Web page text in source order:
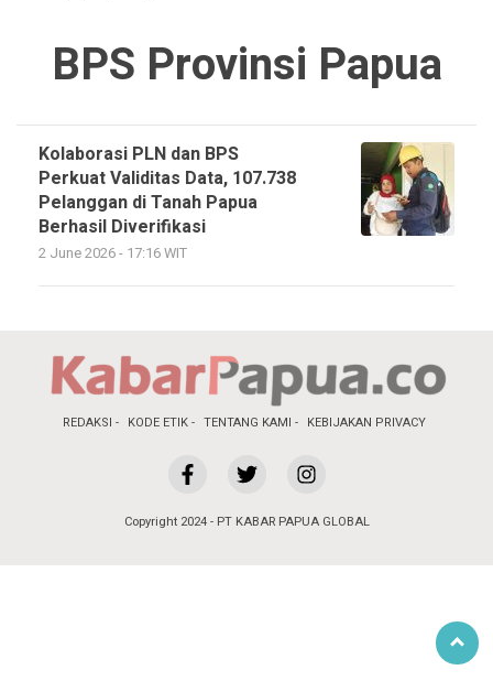
BPS Provinsi Papua
Kolaborasi PLN dan BPS
Perkuat Validitas Data, 107.738
Pelanggan di Tanah Papua
Berhasil Diverifikasi
2 June 2026 - 17:16 WIT
REDAKSI KODE ETIK TENTANG KAMI KEBIJAKAN PRIVACY
Copyright 2024 - PT KABAR PAPUA GLOBAL